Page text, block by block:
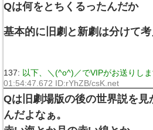
Qは何をとちくるったんだか
基本的に旧劇と新劇は分けて考
137: 以下、＼(^o^)／でVIPがお送りし
01:54:47.672 ID:rYhZB/csK.net
Qは旧劇場版の後の世界説を
んだよなぁ。